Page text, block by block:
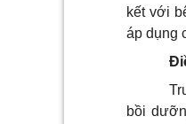
kết với
áp dụng
bồi